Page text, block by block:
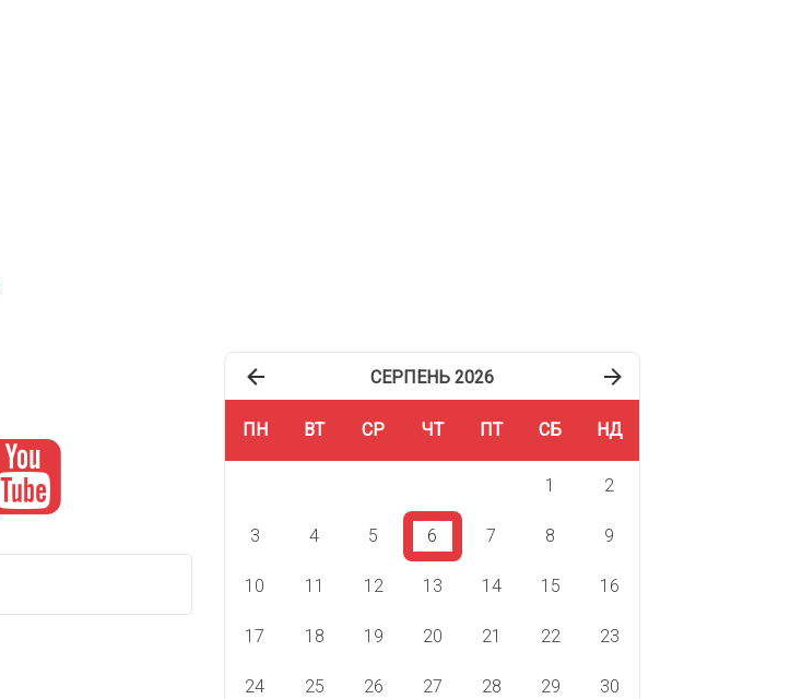
СЕРПЕНЬ 2026
ПН ВТ СР ЧТ ПТ СБ НД
1 2
3 4 5 6 7 8 9
10 11 12 13 14 15 16
17 18 19 20 21 22 23
24 25 26 27 28 29 30